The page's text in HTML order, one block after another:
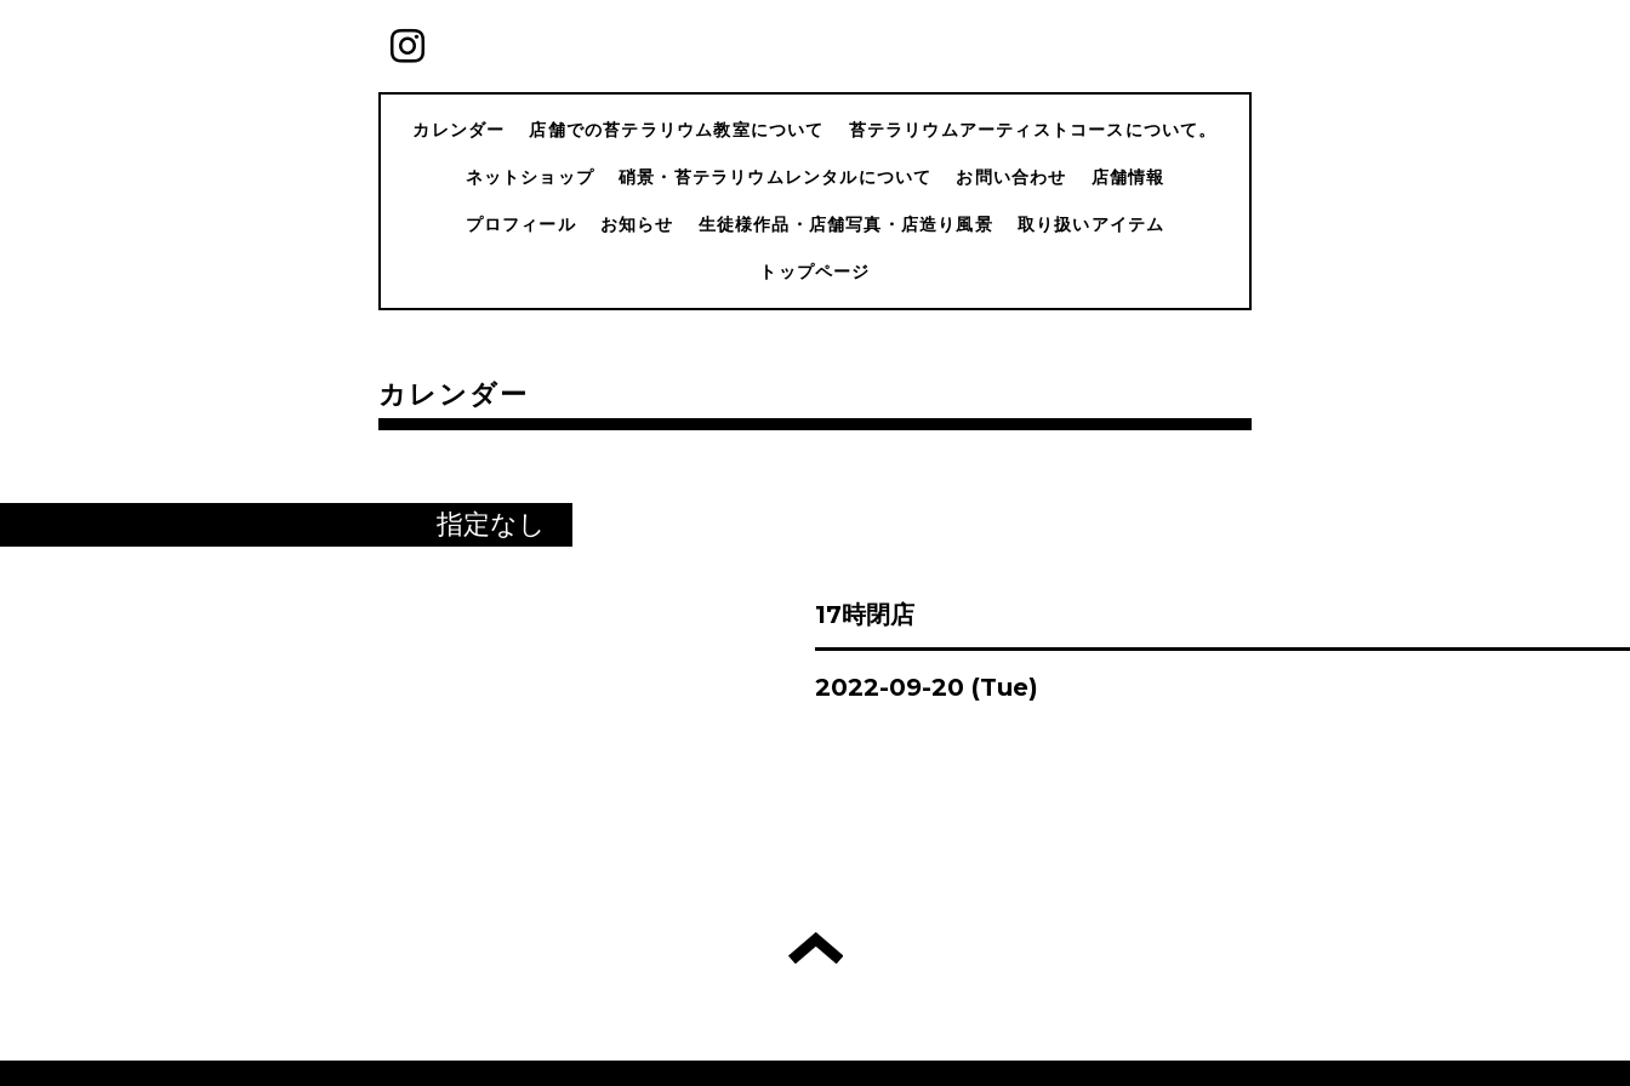
カレンダー 店舗での苔テラリウム教室について 苔テラリウムアーティストコースについて。
ネットショップ 硝景・苔テラリウムレンタルについて お問い合わせ 店舗情報
プロフィール お知らせ 生徒様作品・店舗写真・店造り風景 取り扱いアイテム
トップページ
カレンダー
指定なし
17時閉店
2022-09-20 (Tue)